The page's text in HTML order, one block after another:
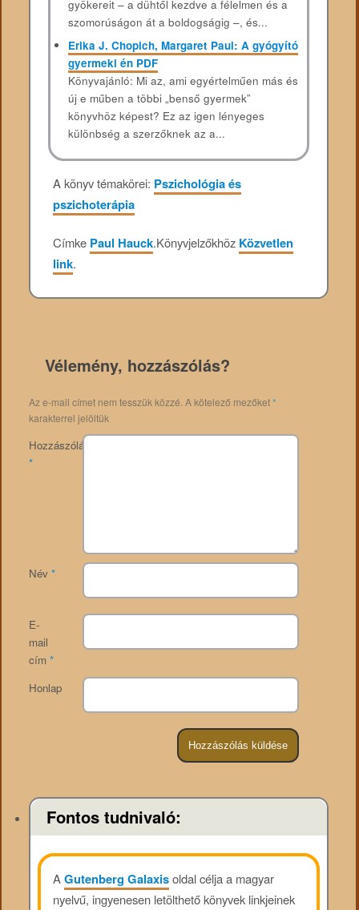
gyökereit – a dühtől kezdve a félelmen és a
szomorúságon át a boldogságig –, és...
Erika J. Chopich, Margaret Paul: A gyógyító
gyermeki én PDF
Könyvajánló: Mi az, ami egyértelműen más és
új e műben a többi „benső gyermek”
könyvhöz képest? Ez az igen lényeges
különbség a szerzőknek az a...
A könyv témakörei: Pszichológia és
pszichoterápia
Címke Paul Hauck.Könyvjelzőkhöz Közvetlen
link.
Vélemény, hozzászólás?
Az e-mail címet nem tesszük közzé. A kötelező mezőket*
karakterrel jelöltük
Hozzászólás
*
Név *
E-
mail
cím *
Honlap
Fontos tudnivaló:
AGutenberg Galaxisoldal célja a magyar
nyelvű, ingyenesen letölthető könyvek linkjeinek